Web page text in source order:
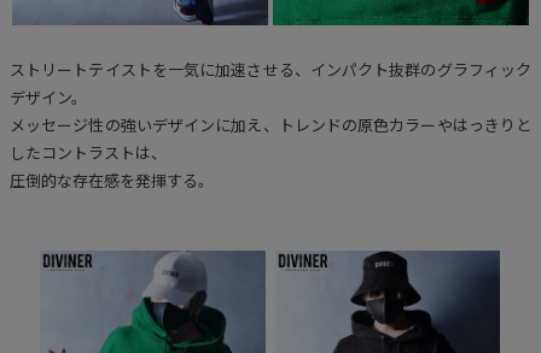
ストリートテイストを一気に加速させる、インパクト抜群のグラフィック
デザイン。
メッセージ性の強いデザインに加え、トレンドの原色カラーやはっきりと
したコントラストは、
圧倒的な存在感を発揮する。